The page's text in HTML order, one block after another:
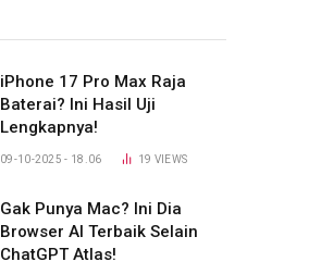
iPhone 17 Pro Max Raja
Baterai? Ini Hasil Uji
Lengkapnya!
09-10-2025 - 18.06 19 VIEWS
Gak Punya Mac? Ini Dia
Browser AI Terbaik Selain
ChatGPT Atlas!